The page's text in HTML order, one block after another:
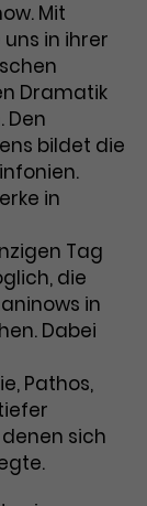
einmal
ist,
um
und
und
Mit
in ihrer
Dramatik
Den
bildet die
in
Tag
die
in
Dabei
Pathos,
sich